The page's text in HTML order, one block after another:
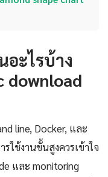
ะไรบ้าง
download
line, Docker, และ
ใช้งานขั้นสูงควรเข้าใจ
และ monitoring